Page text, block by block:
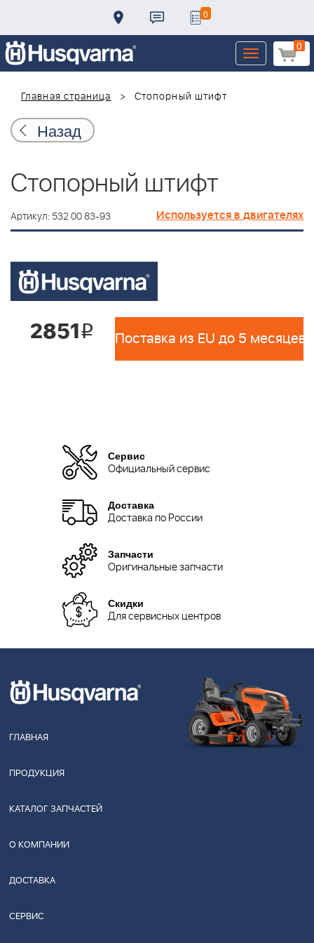
0
0
Toggle
navigation
Главная страница
Стопорный штифт
Назад
Стопорный штифт
Артикул: 532 00 83-93 Используется в двигателях
2851i Поставка из EU до 5 месяцев
Сервис
Официальный сервис
Доставка
Доставка по России
Запчасти
Оригинальные запчасти
Скидки
Для сервисных центров
ГЛАВНАЯ
ПРОДУКЦИЯ
КАТАЛОГ ЗАПЧАСТЕЙ
О КОМПАНИИ
ДОСТАВКА
СЕРВИС